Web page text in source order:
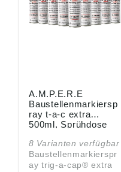
A.M.P.E.R.E
Baustellenmarkiersp
ray t-a-c extra
500ml, Sprühdose
8 Varianten verfügbar
Baustellenmarkierspr
ay trig-a-cap® extra